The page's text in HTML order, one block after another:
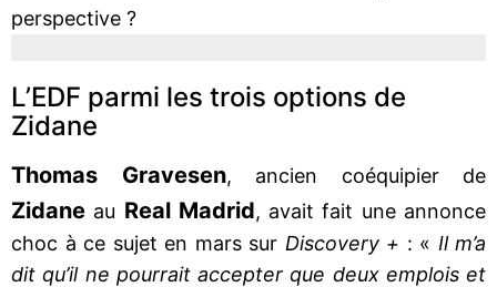
perspective ?
L’EDF parmi les trois options de
Zidane
Thomas Gravesen, ancien coéquipier de
Zidane au Real Madrid, avait fait une annonce
choc à ce sujet en mars sur Discovery + : « Il m’a
dit qu’il ne pourrait accepter que deux emplois et